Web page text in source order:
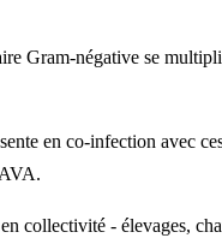
Gram-négative se
en co-infection avec
collectivité - élevages,